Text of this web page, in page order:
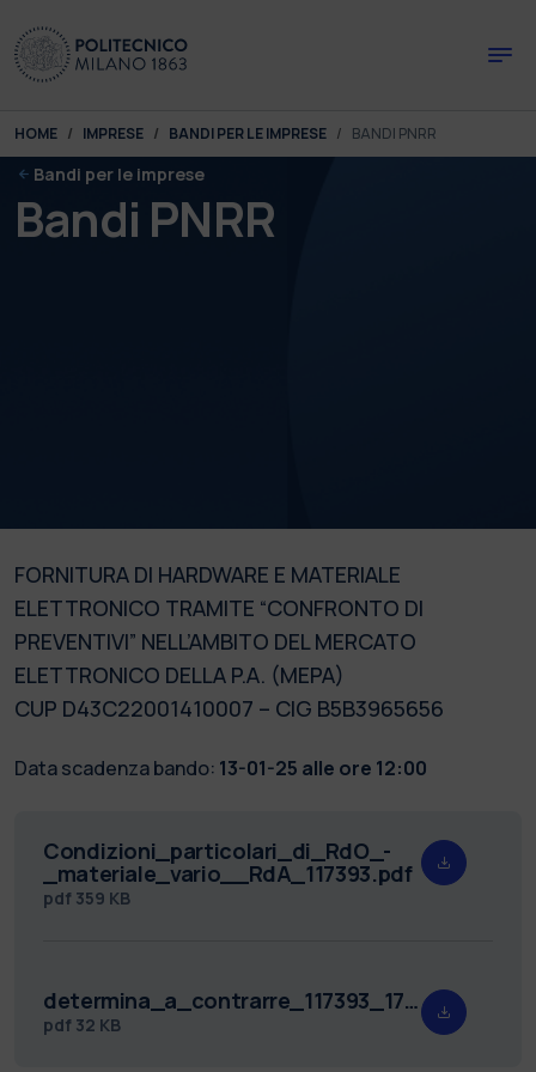
You are here:
HOME IMPRESE BANDI PER LE IMPRESE BANDI PNRR
Bandi per le imprese
Bandi PNRR
FORNITURA DI HARDWARE E MATERIALE
ELETTRONICO TRAMITE “CONFRONTO DI
PREVENTIVI” NELL’AMBITO DEL MERCATO
ELETTRONICO DELLA P.A. (MEPA)
CUP D43C22001410007 – CIG B5B3965656
Data scadenza bando: 13-01-25 alle ore 12:00
Condizioni_particolari_di_RdO_-
_materiale_vario__RdA_117393.pdf
pdf 359 KB
determina_a_contrarre_117393_17_12_2024.pdf
pdf 32 KB